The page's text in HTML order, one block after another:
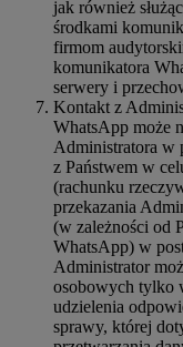
jak również
środkami
firmom
komunikatora
serwery i
Kontakt z
WhatsApp może
Administratora w
z Państwem w
(rachunku
przekazania
(w zależności od
WhatsApp) w
Administrator
osobowych tylko
udzielenia
sprawy, której